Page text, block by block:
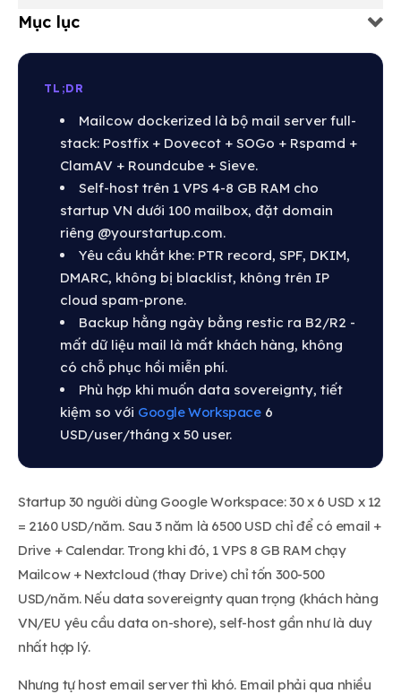
Mục lục
TL;DR
Mailcow dockerized là bộ mail server full-
stack: Postfix + Dovecot + SOGo + Rspamd +
ClamAV + Roundcube + Sieve.
Self-host trên 1 VPS 4-8 GB RAM cho
startup VN dưới 100 mailbox, đặt domain
riêng @yourstartup.com.
Yêu cầu khắt khe: PTR record, SPF, DKIM,
DMARC, không bị blacklist, không trên IP
cloud spam-prone.
Backup hằng ngày bằng restic ra B2/R2 -
mất dữ liệu mail là mất khách hàng, không
có chỗ phục hồi miễn phí.
Phù hợp khi muốn data sovereignty, tiết
kiệm so với Google Workspace6
USD/user/tháng x 50 user.
Startup 30 người dùng Google Workspace: 30 x 6 USD x 12
= 2160 USD/năm. Sau 3 năm là 6500 USD chỉ để có email +
Drive + Calendar. Trong khi đó, 1 VPS 8 GB RAM chạy
Mailcow + Nextcloud (thay Drive) chỉ tốn 300-500
USD/năm. Nếu data sovereignty quan trọng (khách hàng
VN/EU yêu cầu data on-shore), self-host gần như là duy
nhất hợp lý.
Nhưng tự host email server thì khó. Email phải qua nhiều